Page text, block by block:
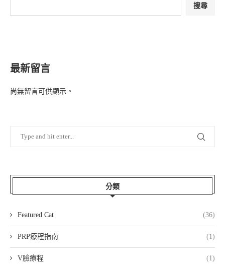
搜尋
最新留言
尚無留言可供顯示。
分類
Featured Cat (36)
PRP療程指南 (1)
V臉療程 (1)